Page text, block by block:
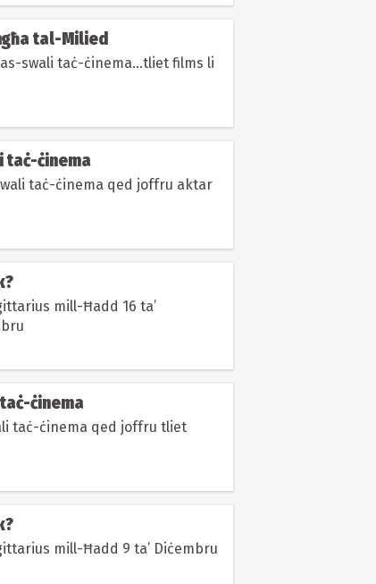
tal-Milied
swali taċ-ċinema...tliet films li
ċinema
taċ-ċinema qed joffru aktar
mill-Ħadd 16 ta’
ċinema
taċ-ċinema qed joffru tliet
mill-Ħadd 9 ta’ Diċembru